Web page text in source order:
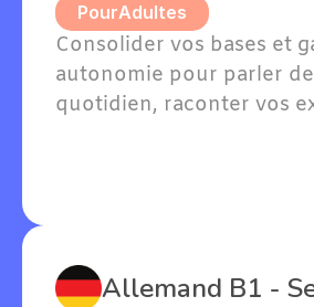
PourAdultes
Consolider vos bases et
autonomie pour parler
quotidien, raconter vos
Allemand B1 -